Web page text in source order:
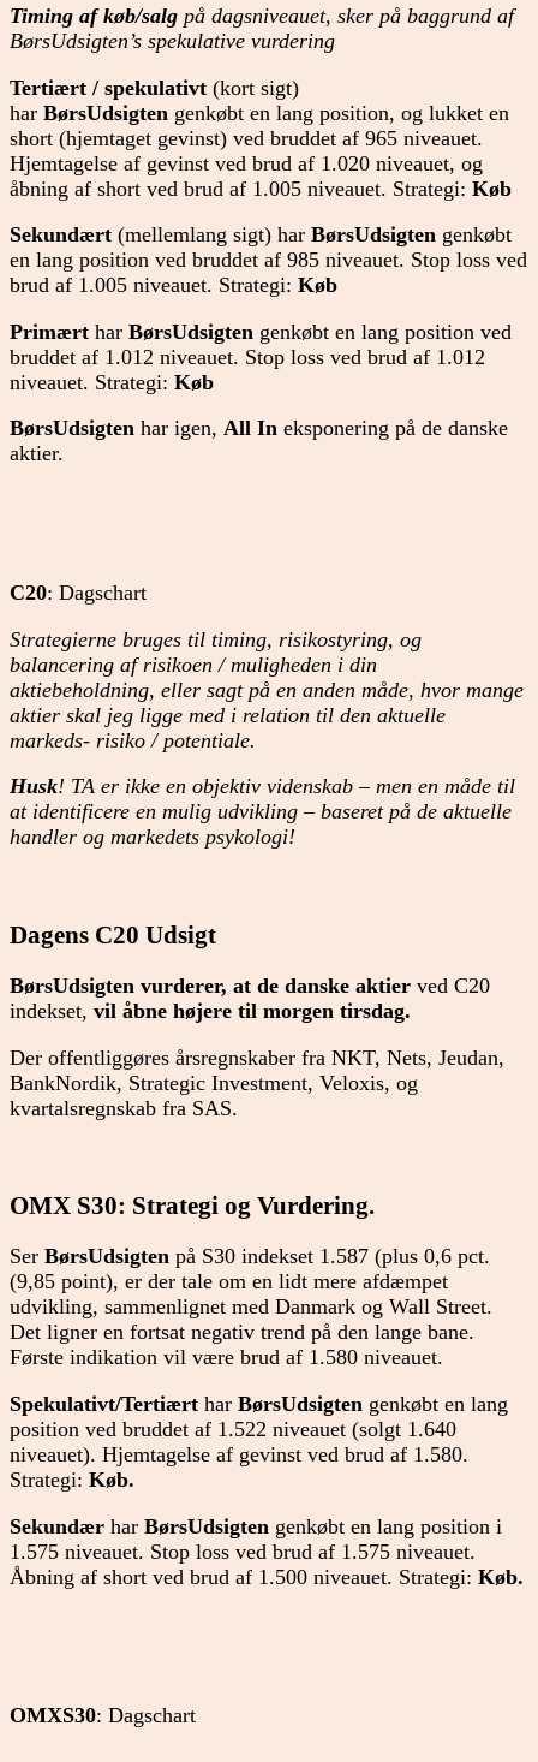
Timing af køb/salg på dagsniveauet, sker på baggrund af
BørsUdsigten’s spekulative vurdering
Tertiært / spekulativt (kort sigt)
har BørsUdsigten genkøbt en lang position, og lukket en
short (hjemtaget gevinst) ved bruddet af 965 niveauet.
Hjemtagelse af gevinst ved brud af 1.020 niveauet, og
åbning af short ved brud af 1.005 niveauet. Strategi: Køb
Sekundært (mellemlang sigt) har BørsUdsigten genkøbt
en lang position ved bruddet af 985 niveauet. Stop loss ved
brud af 1.005 niveauet. Strategi: Køb
Primært har BørsUdsigten genkøbt en lang position ved
bruddet af 1.012 niveauet. Stop loss ved brud af 1.012
niveauet. Strategi: Køb
BørsUdsigten har igen, All In eksponering på de danske
aktier.
C20: Dagschart
Strategierne bruges til timing, risikostyring, og
balancering af risikoen / muligheden i din
aktiebeholdning, eller sagt på en anden måde, hvor mange
aktier skal jeg ligge med i relation til den aktuelle
markeds- risiko / potentiale.
Husk! TA er ikke en objektiv videnskab – men en måde til
at identificere en mulig udvikling – baseret på de aktuelle
handler og markedets psykologi!
Dagens C20 Udsigt
BørsUdsigten vurderer, at de danske aktier ved C20
indekset, vil åbne højere til morgen tirsdag.
Der offentliggøres årsregnskaber fra NKT, Nets, Jeudan,
BankNordik, Strategic Investment, Veloxis, og
kvartalsregnskab fra SAS.
OMX S30: Strategi og Vurdering.
Ser BørsUdsigten på S30 indekset 1.587 (plus 0,6 pct.
(9,85 point), er der tale om en lidt mere afdæmpet
udvikling, sammenlignet med Danmark og Wall Street.
Det ligner en fortsat negativ trend på den lange bane.
Første indikation vil være brud af 1.580 niveauet.
Spekulativt/Tertiært har BørsUdsigten genkøbt en lang
position ved bruddet af 1.522 niveauet (solgt 1.640
niveauet). Hjemtagelse af gevinst ved brud af 1.580.
Strategi: Køb.
Sekundær har BørsUdsigten genkøbt en lang position i
1.575 niveauet. Stop loss ved brud af 1.575 niveauet.
Åbning af short ved brud af 1.500 niveauet. Strategi: Køb.
OMXS30: Dagschart